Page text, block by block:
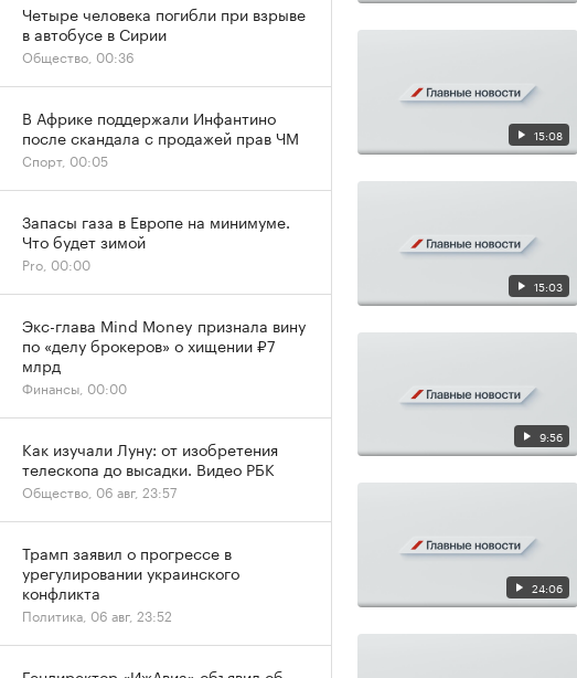
15:08
15:03
9:56
24:06
Четыре человека погибли при взрыве
в автобусе в Сирии
Общество, 00:36
В Африке поддержали Инфантино
после скандала с продажей прав ЧМ
Спорт, 00:05
Запасы газа в Европе на минимуме.
Что будет зимой
Pro, 00:00
Экс-глава Mind Money признала вину
по «делу брокеров» о хищении ₽7
млрд
Финансы, 00:00
Как изучали Луну: от изобретения
телескопа до высадки. Видео РБК
Общество, 06 авг, 23:57
Трамп заявил о прогрессе в
урегулировании украинского
конфликта
Политика, 06 авг, 23:52